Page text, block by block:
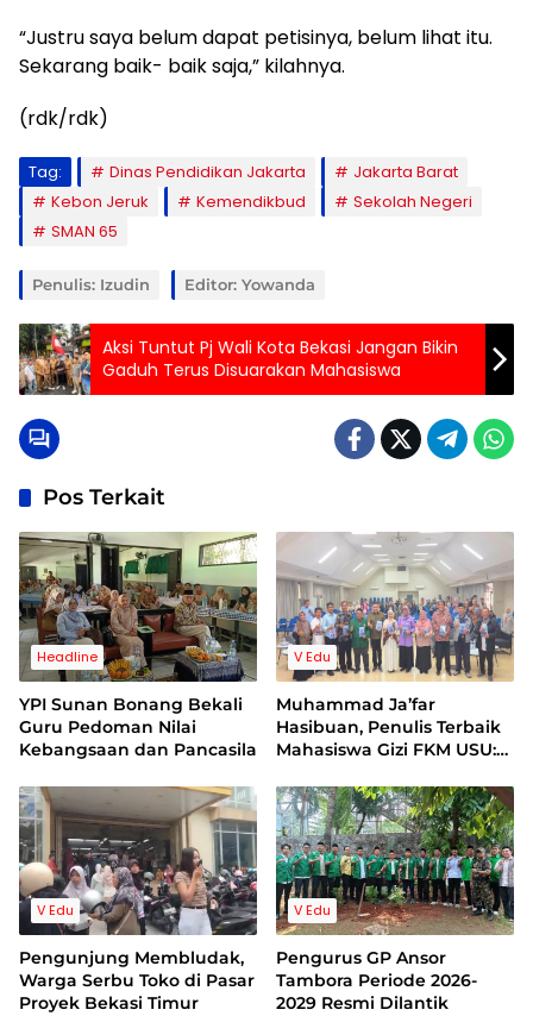
“Justru saya belum dapat petisinya, belum lihat itu.
Sekarang baik- baik saja,” kilahnya.
(rdk/rdk)
Tag: Dinas Pendidikan Jakarta
Jakarta Barat
Kebon Jeruk
Kemendikbud
Sekolah Negeri
SMAN 65
Penulis: Izudin Editor: Yowanda
Aksi Tuntut Pj Wali Kota Bekasi Jangan Bikin
Gaduh Terus Disuarakan Mahasiswa
Pos Terkait
Headline
YPI Sunan Bonang Bekali
Guru Pedoman Nilai
Kebangsaan dan Pancasila
V Edu
Muhammad Ja’far
Hasibuan, Penulis Terbaik
Mahasiswa Gizi FKM USU:
Buku Skala Internasional
di UI Diresmikan Kapolri
dan Sejumlah Menteri dan
Akdemisi Lulusan Harvard
V Edu
Pengunjung Membludak,
Warga Serbu Toko di Pasar
Proyek Bekasi Timur
V Edu
Pengurus GP Ansor
Tambora Periode 2026-
2029 Resmi Dilantik